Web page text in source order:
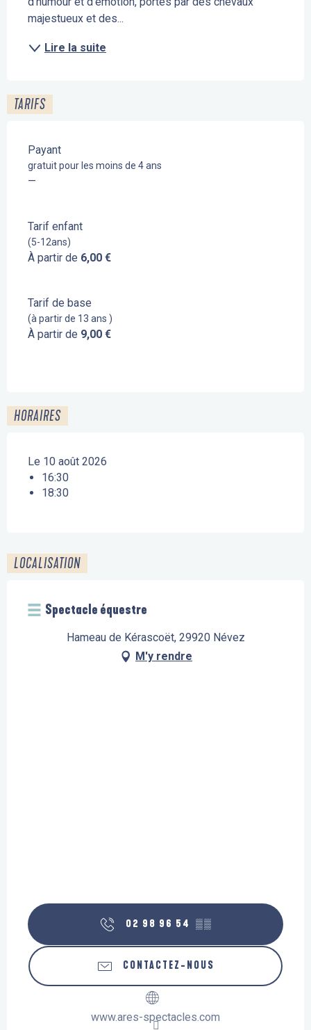
majestueux et des...
Lire la suite
TARIFS
Payant
gratuit pour les moins de 4 ans
—
Tarif enfant
(5-12ans)
À partir de 6,00 €
Tarif de base
(à partir de 13 ans )
À partir de 9,00 €
HORAIRES
Le 10 août 2026
16:30
18:30
LOCALISATION
Spectacle équestre
Hameau de Kérascoët, 29920 Névez
M'y rendre
02 98 96 54 ▒▒
CONTACTEZ-NOUS
www.ares-spectacles.com